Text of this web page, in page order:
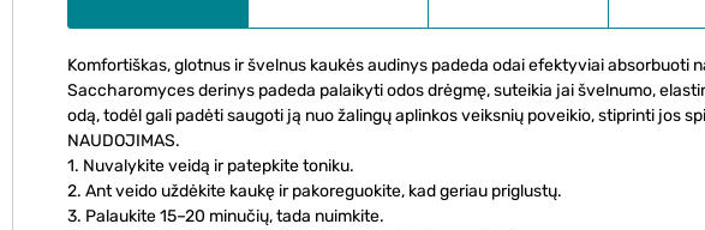
Komfortiškas, glotnus ir švelnus kaukės audinys padeda odai efektyviai absorbuoti
Saccharomyces derinys padeda palaikyti odos drėgmę, suteikia jai švelnumo,
odą, todėl gali padėti saugoti ją nuo žalingų aplinkos veiksnių poveikio, stiprinti jos
NAUDOJIMAS.
1. Nuvalykite veidą ir patepkite toniku.
2. Ant veido uždėkite kaukę ir pakoreguokite, kad geriau priglustų.
3. Palaukite 15–20 minučių, tada nuimkite.